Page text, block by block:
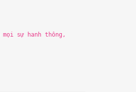
isự hanh thông,